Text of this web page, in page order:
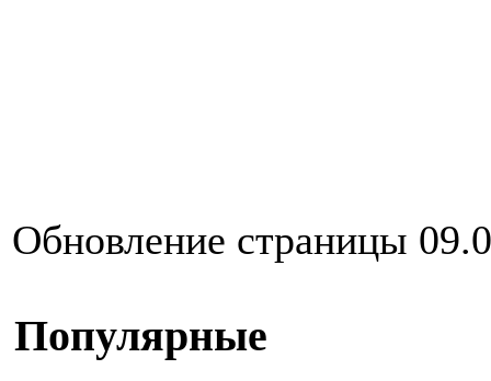
Обновление страницы
Популярные